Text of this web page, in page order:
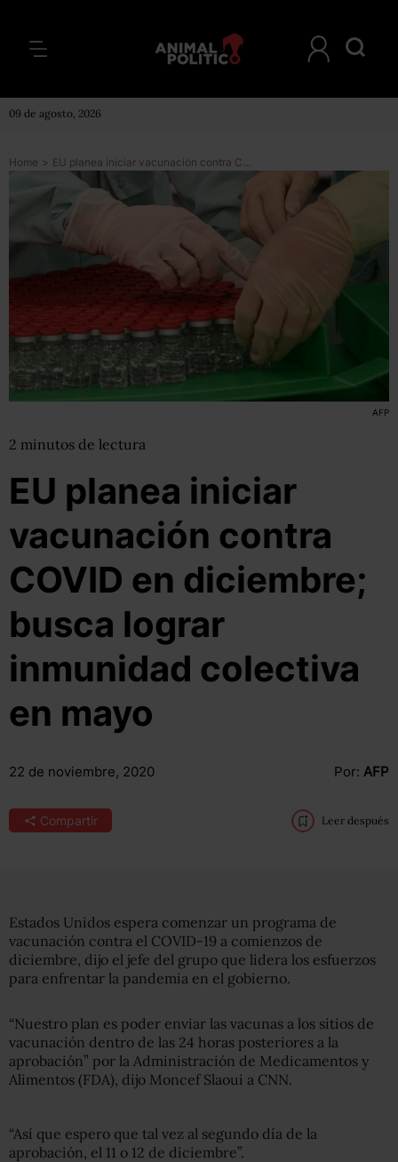
09 de agosto, 2026
Home > EU planea iniciar vacunación contra COVID en diciembre; busca lograr inmunidad colectiva en mayo
AFP
2 minutos de lectura
EU planea iniciar
vacunación contra
COVID en diciembre;
busca lograr
inmunidad colectiva
en mayo
22 de noviembre, 2020 Por: AFP
Compartir Leer después
Estados Unidos espera comenzar un programa de
vacunación contra el COVID-19 a comienzos de
diciembre, dijo el jefe del grupo que lidera los esfuerzos
para enfrentar la pandemia en el gobierno.
“Nuestro plan es poder enviar las vacunas a los sitios de
vacunación dentro de las 24 horas posteriores a la
aprobación” por la Administración de Medicamentos y
Alimentos (FDA), dijo Moncef Slaoui a CNN.
“Así que espero que tal vez al segundo día de la
aprobación, el 11 o 12 de diciembre”.